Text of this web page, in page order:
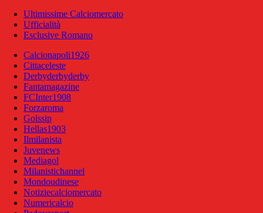
Ultimissime Calciomercato
Ufficialità
Esclusive Romano
Calcionapoli1926
Cittaceleste
Derbyderbyderby
Fantamagazine
FCInter1908
Forzaroma
Golssip
Hellas1903
Ilmilanista
Juvenews
Mediagol
Milanistichannel
Mondoudinese
Notiziecalciomercato
Numericalcio